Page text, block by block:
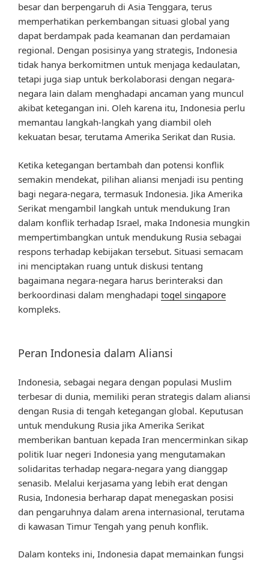
besar dan berpengaruh di Asia Tenggara, terus
memperhatikan perkembangan situasi global yang
dapat berdampak pada keamanan dan perdamaian
regional. Dengan posisinya yang strategis, Indonesia
tidak hanya berkomitmen untuk menjaga kedaulatan,
tetapi juga siap untuk berkolaborasi dengan negara-
negara lain dalam menghadapi ancaman yang muncul
akibat ketegangan ini. Oleh karena itu, Indonesia perlu
memantau langkah-langkah yang diambil oleh
kekuatan besar, terutama Amerika Serikat dan Rusia.
Ketika ketegangan bertambah dan potensi konflik
semakin mendekat, pilihan aliansi menjadi isu penting
bagi negara-negara, termasuk Indonesia. Jika Amerika
Serikat mengambil langkah untuk mendukung Iran
dalam konflik terhadap Israel, maka Indonesia mungkin
mempertimbangkan untuk mendukung Rusia sebagai
respons terhadap kebijakan tersebut. Situasi semacam
ini menciptakan ruang untuk diskusi tentang
bagaimana negara-negara harus berinteraksi dan
berkoordinasi dalam menghadapi togel singapore
kompleks.
Peran Indonesia dalam Aliansi
Indonesia, sebagai negara dengan populasi Muslim
terbesar di dunia, memiliki peran strategis dalam aliansi
dengan Rusia di tengah ketegangan global. Keputusan
untuk mendukung Rusia jika Amerika Serikat
memberikan bantuan kepada Iran mencerminkan sikap
politik luar negeri Indonesia yang mengutamakan
solidaritas terhadap negara-negara yang dianggap
senasib. Melalui kerjasama yang lebih erat dengan
Rusia, Indonesia berharap dapat menegaskan posisi
dan pengaruhnya dalam arena internasional, terutama
di kawasan Timur Tengah yang penuh konflik.
Dalam konteks ini, Indonesia dapat memainkan fungsi